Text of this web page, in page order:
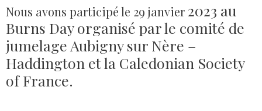
Nous avons participé le 29 janvier 2023 au
Burns Day organisé par le comité de
jumelage Aubigny sur Nère –
Haddington et la Caledonian Society
of France.